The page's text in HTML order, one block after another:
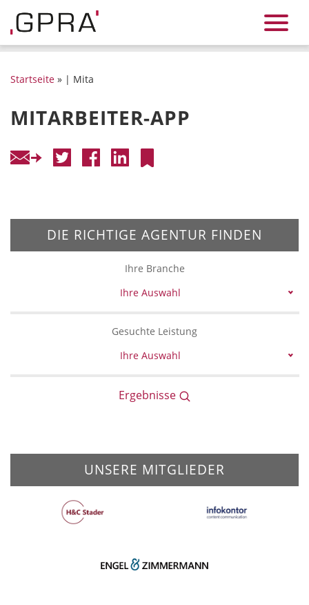
Startseite » | Mita
MITARBEITER-APP
DIE RICHTIGE AGENTUR FINDEN
Ihre Branche
Ihre Auswahl
Gesuchte Leistung
Ihre Auswahl
Ergebnisse
UNSERE MITGLIEDER